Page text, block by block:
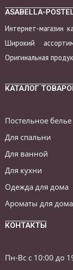
ASABELLA-
Интернет-магазин
Широкий
Оригинальная
КАТАЛОГ
Постельное белье
Для спальни
Для ванной
Для кухни
Одежда для дома
Ароматы для дома
КОНТАКТЫ
Пн-Вс с 10:00 до